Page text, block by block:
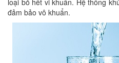
loại bỏ hết vi khuẩn. Hệ thống
đảm bảo vô khuẩn.